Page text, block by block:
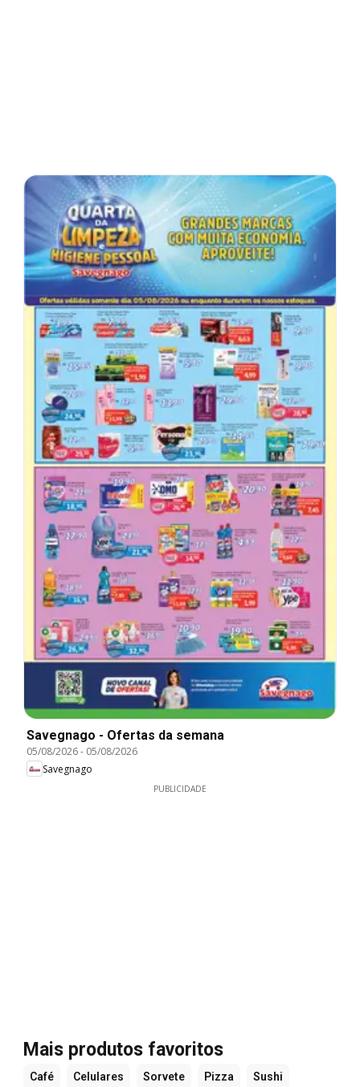
Savegnago - Ofertas da semana
05/08/2026- 05/08/2026
Savegnago
PUBLICIDADE
Mais produtos favoritos
Café Celulares Sorvete Pizza Sushi